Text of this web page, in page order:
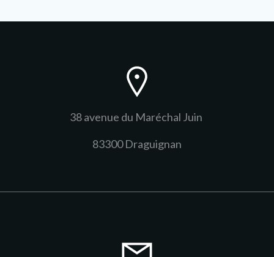
38 avenue du Maréchal Juin
83300 Draguignan